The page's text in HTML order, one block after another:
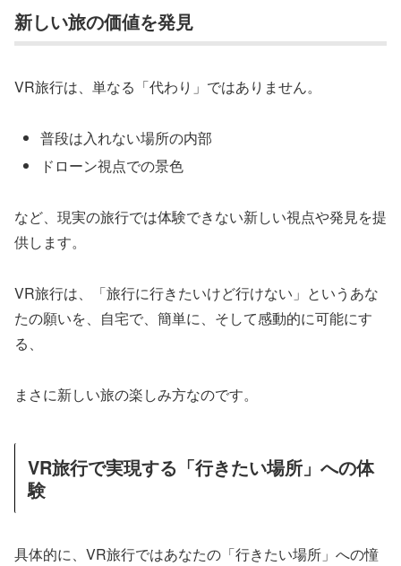
新しい旅の価値を発見
VR旅行は、単なる「代わり」ではありません。
普段は入れない場所の内部
ドローン視点での景色
など、現実の旅行では体験できない新しい視点や発見を提
供します。
VR旅行は、「旅行に行きたいけど行けない」というあな
たの願いを、自宅で、簡単に、そして感動的に可能にす
る、
まさに新しい旅の楽しみ方なのです。
VR旅行で実現する「行きたい場所」への体
験
具体的に、VR旅行ではあなたの「行きたい場所」への憧